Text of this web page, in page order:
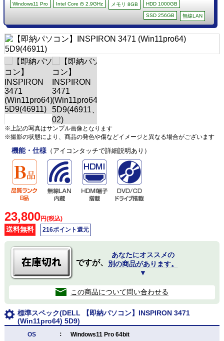
Windows11 Pro Intel Core i5 2.9GHz メモリ 8GB HDD 1000GB
SSD 256GB 無線LAN
※上記の写真はサンプル画像となります
※撮影の状態により、商品の発色や傷などイメージと異なる場合がございます
機能・仕様（アイコンタッチで詳細説明あり）
23,800円(税込)
送料無料 216ポイント還元
ですが、
あなたにオススメの
別の商品があります。
▼
この商品について問い合わせる
標準スペック(DELL 【即納パソコン】INSPIRON 3471
(Win11pro64) 5D9)
OS ： Windows11 Pro 64bit